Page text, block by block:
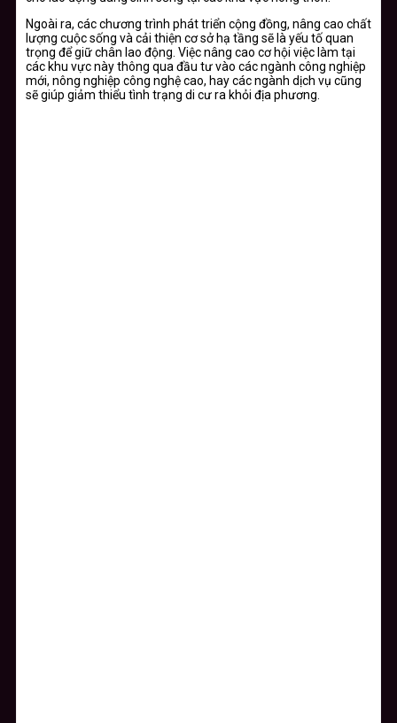
Ngoài ra, các chương trình phát triển cộng đồng, nâng cao chất
lượng cuộc sống và cải thiện cơ sở hạ tầng sẽ là yếu tố quan
trọng để giữ chân lao động. Việc nâng cao cơ hội việc làm tại
các khu vực này thông qua đầu tư vào các ngành công nghiệp
mới, nông nghiệp công nghệ cao, hay các ngành dịch vụ cũng
sẽ giúp giảm thiểu tình trạng di cư ra khỏi địa phương.